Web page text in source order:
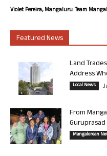
Violet Pereira, Mangaluru. Team
Featured News
Land
Address
Local News
From
Mangalorean